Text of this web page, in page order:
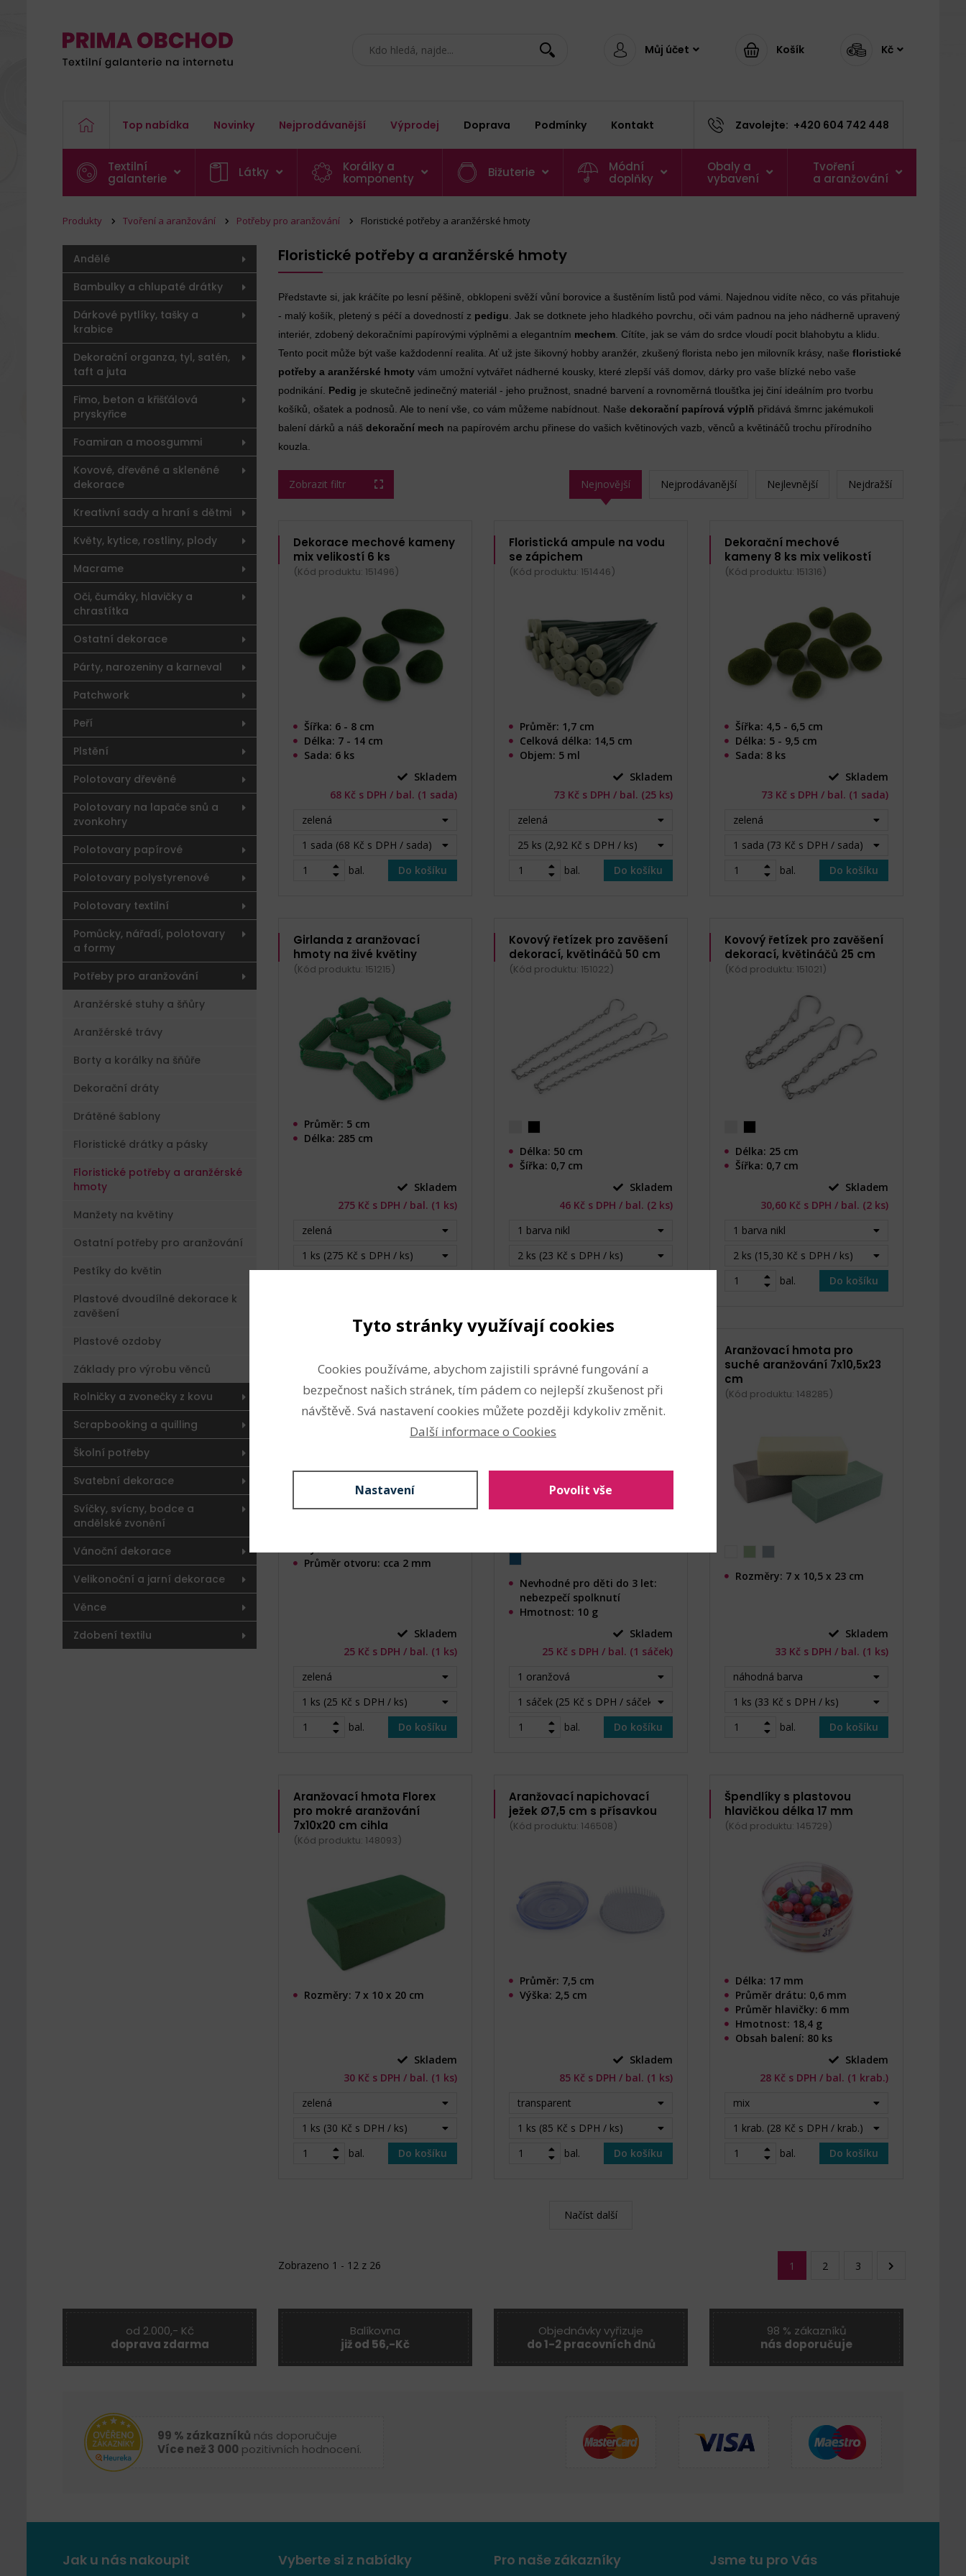
Můj účet Košík Kč
Top nabídka Novinky Nejprodávanější Výprodej Doprava Podmínky Kontakt Zavolejte: +420 604 742 448
Textilní
galanterie
Látky
Korálky a
komponenty
Bižuterie
Módní
doplňky
Obaly a
vybavení
Tvoření
a aranžování
Produkty Tvoření a aranžování Potřeby pro aranžování Floristické potřeby a aranžérské hmoty
Andělé
Bambulky a chlupaté drátky
Dárkové pytlíky, tašky a
krabice
Dekorační organza, tyl, satén,
taft a juta
Fimo, beton a křišťálová
pryskyřice
Foamiran a moosgummi
Kovové, dřevěné a skleněné
dekorace
Kreativní sady a hraní s dětmi
Květy, kytice, rostliny, plody
Macrame
Oči, čumáky, hlavičky a
chrastítka
Ostatní dekorace
Párty, narozeniny a karneval
Patchwork
Peří
Plstění
Polotovary dřevěné
Polotovary na lapače snů a
zvonkohry
Polotovary papírové
Polotovary polystyrenové
Polotovary textilní
Pomůcky, nářadí, polotovary
a formy
Potřeby pro aranžování
Aranžérské stuhy a šňůry
Aranžérské trávy
Borty a korálky na šňůře
Dekorační dráty
Drátěné šablony
Floristické drátky a pásky
Floristické potřeby a aranžérské
hmoty
Manžety na květiny
Ostatní potřeby pro aranžování
Pestíky do květin
Plastové dvoudílné dekorace k
zavěšení
Plastové ozdoby
Základy pro výrobu věnců
Rolničky a zvonečky z kovu
Scrapbooking a quilling
Školní potřeby
Svatební dekorace
Svíčky, svícny, bodce a
andělské zvonění
Vánoční dekorace
Velikonoční a jarní dekorace
Věnce
Zdobení textilu
Floristické potřeby a aranžérské hmoty
Představte si, jak kráčíte po lesní pěšině, obklopeni svěží vůní borovice a šustěním listů pod vámi. Najednou vidíte něco, co vás přitahuje
- malý košík, pletený s péčí a dovedností z pedigu . Jak se dotknete jeho hladkého povrchu, oči vám padnou na jeho nádherně upravený
interiér, zdobený dekoračními papírovými výplněmi a elegantním mechem . Cítíte, jak se vám do srdce vloudí pocit blahobytu a klidu.
Tento pocit může být vaše každodenní realita. Ať už jste šikovný hobby aranžér, zkušený florista nebo jen milovník krásy, naše floristické
potřeby a aranžérské hmoty vám umožní vytvářet nádherné kousky, které zlepší váš domov, dárky pro vaše blízké nebo vaše
podnikání. Pedig je skutečně jedinečný materiál - jeho pružnost, snadné barvení a rovnoměrná tloušťka jej činí ideálním pro tvorbu
košíků, ošatek a podnosů. Ale to není vše, co vám můžeme nabídnout. Naše dekorační papírová výplň přidává šmrnc jakémukoli
balení dárků a náš dekorační mech na papírovém archu přinese do vašich květinových vazb, věnců a květináčů trochu přírodního
kouzla.
Zobrazit filtr Nejnovější Nejprodávanější Nejlevnější Nejdražší
Dekorace mechové kameny
mix velikostí 6 ks
(Kód produktu: 151496)
Šířka: 6 - 8 cm
Délka: 7 - 14 cm
Sada: 6 ks
Skladem
68 Kč s DPH / bal. (1 sada)
zelená
1 sada (68 Kč s DPH / sada)
bal.
Do košíku
Floristická ampule na vodu
se zápichem
(Kód produktu: 151446)
Průměr: 1,7 cm
Celková délka: 14,5 cm
Objem: 5 ml
Skladem
73 Kč s DPH / bal. (25 ks)
zelená
25 ks (2,92 Kč s DPH / ks)
bal.
Do košíku
Dekorační mechové
kameny 8 ks mix velikostí
(Kód produktu: 151316)
Šířka: 4,5 - 6,5 cm
Délka: 5 - 9,5 cm
Sada: 8 ks
Skladem
73 Kč s DPH / bal. (1 sada)
zelená
1 sada (73 Kč s DPH / sada)
bal.
Do košíku
Girlanda z aranžovací
hmoty na živé květiny
(Kód produktu: 151215)
Průměr: 5 cm
Délka: 285 cm
Skladem
275 Kč s DPH / bal. (1 ks)
zelená
1 ks (275 Kč s DPH / ks)
Kovový řetízek pro zavěšení
dekorací, květináčů 50 cm
(Kód produktu: 151022)
Délka: 50 cm
Šířka: 0,7 cm
Skladem
46 Kč s DPH / bal. (2 ks)
1 barva nikl
2 ks (23 Kč s DPH / ks)
Kovový řetízek pro zavěšení
dekorací, květináčů 25 cm
(Kód produktu: 151021)
Délka: 25 cm
Šířka: 0,7 cm
Skladem
30,60 Kč s DPH / bal. (2 ks)
1 barva nikl
2 ks (15,30 Kč s DPH / ks)
bal.
Do košíku
klobouk Ø16,5 cm
(Kód produktu: 150453)
Průměr otvoru: cca 2 mm
Skladem
25 Kč s DPH / bal. (1 ks)
zelená
1 ks (25 Kč s DPH / ks)
bal.
Do košíku
do vázy Ø14 mm
(Kód produktu: 150066)
Nevhodné pro děti do 3 let:
nebezpečí spolknutí
Hmotnost: 10 g
Skladem
25 Kč s DPH / bal. (1 sáček)
1 oranžová
1 sáček (25 Kč s DPH / sáček)
bal.
Do košíku
Aranžovací hmota pro
suché aranžování 7x10,5x23
cm
(Kód produktu: 148285)
Rozměry: 7 x 10,5 x 23 cm
Skladem
33 Kč s DPH / bal. (1 ks)
náhodná barva
1 ks (33 Kč s DPH / ks)
bal.
Do košíku
Aranžovací hmota Florex
pro mokré aranžování
7x10x20 cm cihla
(Kód produktu: 148093)
Rozměry: 7 x 10 x 20 cm
Skladem
30 Kč s DPH / bal. (1 ks)
zelená
1 ks (30 Kč s DPH / ks)
bal.
Do košíku
Aranžovací napichovací
ježek Ø7,5 cm s přísavkou
(Kód produktu: 146508)
Průměr: 7,5 cm
Výška: 2,5 cm
Skladem
85 Kč s DPH / bal. (1 ks)
transparent
1 ks (85 Kč s DPH / ks)
bal.
Do košíku
Špendlíky s plastovou
hlavičkou délka 17 mm
(Kód produktu: 145729)
Délka: 17 mm
Průměr drátu: 0,6 mm
Průměr hlavičky: 6 mm
Hmotnost: 18,4 g
Obsah balení: 80 ks
Skladem
28 Kč s DPH / bal. (1 krab.)
mix
1 krab. (28 Kč s DPH / krab.)
bal.
Do košíku
Načíst další
Zobrazeno 1 - 12 z 26 1 2 3
od 2.000,- Kč
doprava zdarma
Balíkovna
již od 56,-Kč
Objednávky vyřizuje
do 1-2 pracovních dnů
98 % zákazníků
nás doporučuje
99 % zázkazníků nás doporučuje
Více než 3 000 pozitivních hodnocení.
Jak u nás nakoupit Vyberte si z nabídky Pro naše zákazníky Jsme tu pro Vás
Tyto stránky využívají cookies
Cookies používáme, abychom zajistili správné fungování a
bezpečnost našich stránek, tím pádem co nejlepší zkušenost při
návštěvě. Svá nastavení cookies můžete později kdykoliv změnit.
Další informace o Cookies
Nastavení Povolit vše